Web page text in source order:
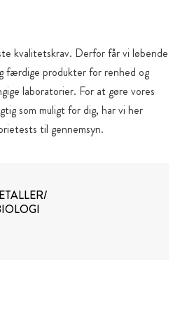
kvalitetskrav. Derfor får vi løbende
færdige produkter for renhed og
laboratorier. For at gøre vores
som muligt for dig, har vi her
til gennemsyn.